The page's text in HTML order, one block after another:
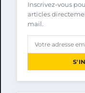
Inscrivez-vous
articles
mail.